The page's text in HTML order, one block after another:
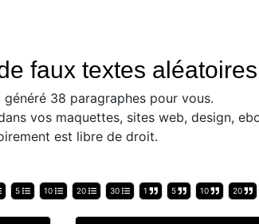
faux textes aléatoires
généré 38 paragraphes pour vous.
vos maquettes, sites web, design,
est libre de droit.
5 10 20 30 1 5 10 20